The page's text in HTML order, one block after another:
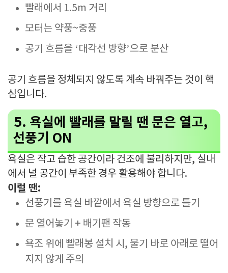
빨래에서 1.5m 거리
모터는 약풍~중풍
공기 흐름을 ‘대각선 방향’으로 분산
공기 흐름을 정체되지 않도록 계속 바꿔주는 것이 핵
심입니다.
5. 욕실에 빨래를 말릴 땐 문은 열고,
선풍기 ON
욕실은 작고 습한 공간이라 건조에 불리하지만, 실내
에서 널 공간이 부족한 경우 활용해야 합니다.
이럴 땐:
선풍기를 욕실 바깥에서 욕실 방향으로 틀기
문 열어놓기 + 배기팬 작동
욕조 위에 빨래봉 설치 시, 물기 바로 아래로 떨어
지지 않게 주의